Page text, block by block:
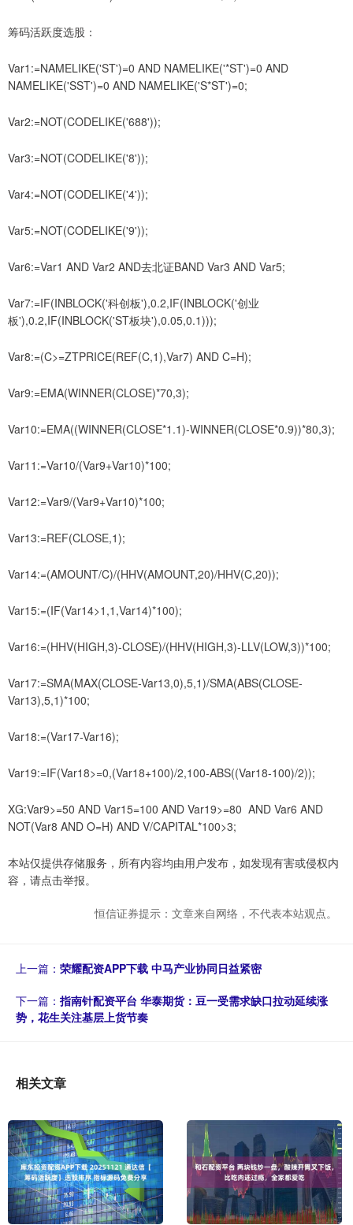
筹码活跃度选股：
Var1:=NAMELIKE('ST')=0 AND NAMELIKE('*ST')=0 AND
NAMELIKE('SST')=0 AND NAMELIKE('S*ST')=0;
Var2:=NOT(CODELIKE('688'));
Var3:=NOT(CODELIKE('8'));
Var4:=NOT(CODELIKE('4'));
Var5:=NOT(CODELIKE('9'));
Var6:=Var1 AND Var2 AND去北证BAND Var3 AND Var5;
Var7:=IF(INBLOCK('科创板'),0.2,IF(INBLOCK('创业
板'),0.2,IF(INBLOCK('ST板块'),0.05,0.1)));
Var8:=(C>=ZTPRICE(REF(C,1),Var7) AND C=H);
Var9:=EMA(WINNER(CLOSE)*70,3);
Var10:=EMA((WINNER(CLOSE*1.1)-WINNER(CLOSE*0.9))*80,3);
Var11:=Var10/(Var9+Var10)*100;
Var12:=Var9/(Var9+Var10)*100;
Var13:=REF(CLOSE,1);
Var14:=(AMOUNT/C)/(HHV(AMOUNT,20)/HHV(C,20));
Var15:=(IF(Var14>1,1,Var14)*100);
Var16:=(HHV(HIGH,3)-CLOSE)/(HHV(HIGH,3)-LLV(LOW,3))*100;
Var17:=SMA(MAX(CLOSE-Var13,0),5,1)/SMA(ABS(CLOSE-
Var13),5,1)*100;
Var18:=(Var17-Var16);
Var19:=IF(Var18>=0,(Var18+100)/2,100-ABS((Var18-100)/2));
XG:Var9>=50 AND Var15=100 AND Var19>=80 AND Var6 AND
NOT(Var8 AND O=H) AND V/CAPITAL*100>3;
本站仅提供存储服务，所有内容均由用户发布，如发现有害或侵权内
容，请点击举报。
恒信证券提示：文章来自网络，不代表本站观点。
上一篇： 荣耀配资APP下载 中马产业协同日益紧密
下一篇： 指南针配资平台 华泰期货：豆一受需求缺口拉动延续涨
势，花生关注基层上货节奏
相关文章